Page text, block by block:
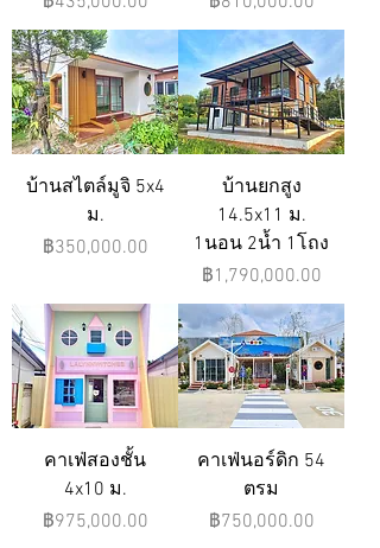
บ้านสไตล์มูจิ 5x4
ม.
ราคา
฿350,000.00
บ้านยกสูง
14.5x11 ม.
1นอน 2น้ำ 1โถง
ราคา
฿1,790,000.00
คาเฟ่สองชั้น
4x10 ม.
ราคา
฿975,000.00
คาเฟ่นอร์ดิก 54
ตรม
ราคา
฿750,000.00